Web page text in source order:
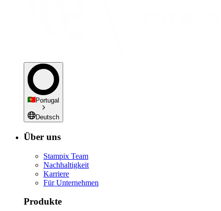
Portugal
Deutsch
Über uns
Stampix Team
Nachhaltigkeit
Karriere
Für Unternehmen
Produkte